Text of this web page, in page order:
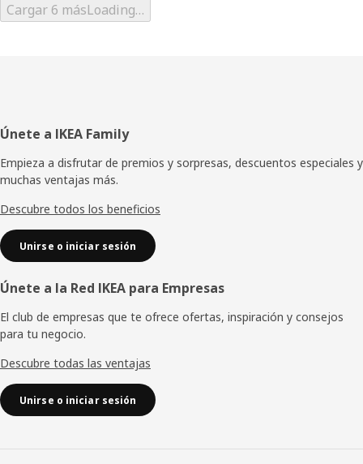
Cargar 6 másLoading…
Pie
de
página
Únete a IKEA Family
Empieza a disfrutar de premios y sorpresas, descuentos especiales y
muchas ventajas más.
Descubre todos los beneficios
Unirse o iniciar sesión
Únete a la Red IKEA para Empresas
El club de empresas que te ofrece ofertas, inspiración y consejos
para tu negocio.
Descubre todas las ventajas
Unirse o iniciar sesión